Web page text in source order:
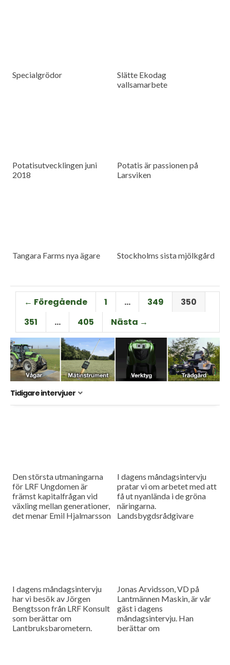
Specialgrödor
Slätte Ekodag
vallsamarbete
Potatisutvecklingen juni
2018
Potatis är passionen på
Larsviken
Tangara Farms nya ägare Stockholms sista mjölkgård
← Föregående 1 … 349
350
351
… 405 Nästa →
Tidigare intervjuer
Den största utmaningarna
för LRF Ungdomen är
främst kapitalfrågan vid
växling mellan generationer,
det menar Emil Hjalmarsson
I dagens måndagsintervju
pratar vi om arbetet med att
få ut nyanlända i de gröna
näringarna.
Landsbygdsrådgivare
I dagens måndagsintervju
har vi besök av Jörgen
Bengtsson från LRF Konsult
som berättar om
Lantbruksbarometern.
Jonas Arvidsson, VD på
Lantmännen Maskin, är vår
gäst i dagens
måndagsintervju. Han
berättar om